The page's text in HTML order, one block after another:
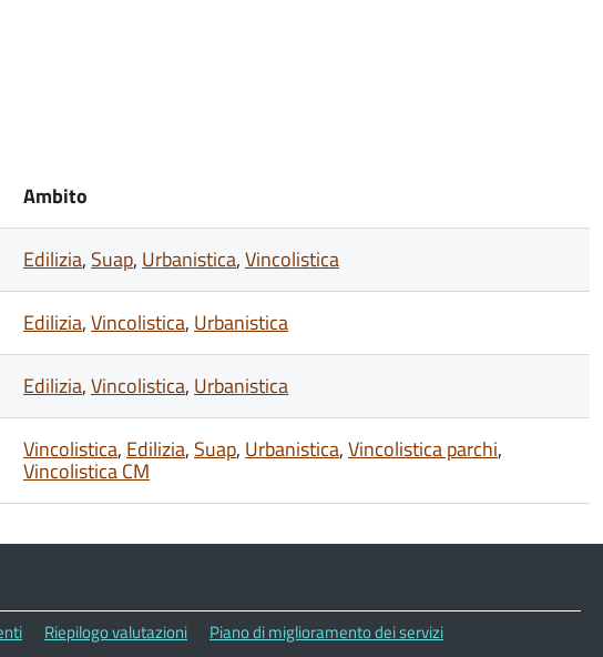
Ambito
Edilizia, Suap, Urbanistica,Vincolistica
Edilizia,Vincolistica, Urbanistica
Edilizia,Vincolistica, Urbanistica
Vincolistica, Edilizia, Suap, Urbanistica,Vincolistica parchi,
Vincolistica CM
Riepilogo valutazioni
Piano di miglioramento dei servizi